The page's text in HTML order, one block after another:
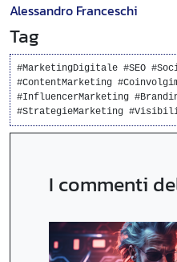
Alessandro Franceschi
Tag
#MarketingDigitale #SEO
#ContentMarketing
#InfluencerMarketing
#StrategieMarketing
I commenti